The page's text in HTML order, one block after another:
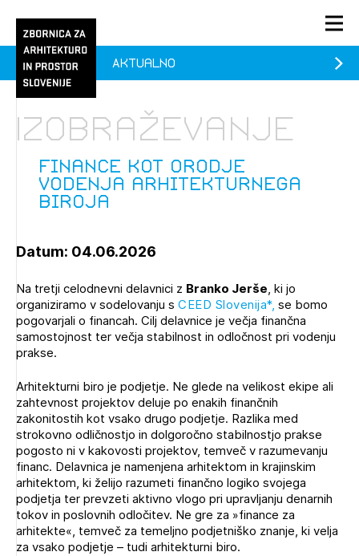
PRIJAVA
Članstvo
O ZAPS
1/1
Pozdravljeni
PRIJAVITE SE
POZABLJENO GESLO
REGISTRIRAJTE SE
Finance kot orodje
vodenja arhitekturnega
biroja
Izobraževanje
Aktualno
Datum: 04.06.2026
Na tretji celodnevni delavnici z Branko Jerše, ki jo
organiziramo v sodelovanju s CEED Slovenija*, se bomo
pogovarjali o financah. Cilj delavnice je večja finančna
samostojnost ter večja stabilnost in odločnost pri vodenju
prakse.
Arhitekturni biro je podjetje. Ne glede na velikost ekipe ali
zahtevnost projektov deluje po enakih finančnih
zakonitostih kot vsako drugo podjetje. Razlika med
strokovno odličnostjo in dolgoročno stabilnostjo prakse
pogosto ni v kakovosti projektov, temveč v razumevanju
financ. Delavnica je namenjena arhitektom in krajinskim
arhitektom, ki želijo razumeti finančno logiko svojega
podjetja ter prevzeti aktivno vlogo pri upravljanju denarnih
tokov in poslovnih odločitev. Ne gre za »finance za
arhitekte«, temveč za temeljno podjetniško znanje, ki velja
za vsako podjetje – tudi arhitekturni biro.
1/1
prijava
Plačnik je podjetje
1/2
Prijava na novičnik
Novičnike vam bomo pošiljali na vaš elektronski naslov.
Mesečni novičnik
Novičnik izobraževanj
Tedenski novičnik javnih naročil
Dnevne medijske objave
NAPREJ